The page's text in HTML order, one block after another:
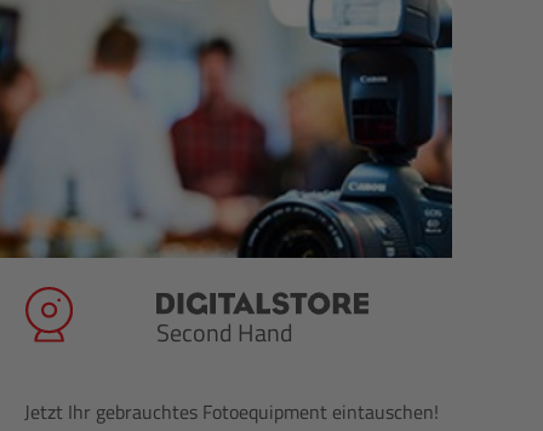
Second Hand
Jetzt Ihr gebrauchtes Fotoequipment eintauschen!